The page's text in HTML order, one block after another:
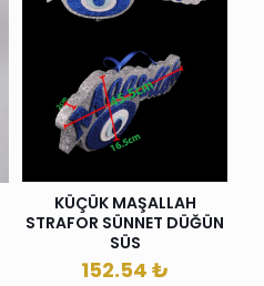
KÜÇÜK MAŞALLAH
STRAFOR SÜNNET DÜĞÜN
SÜS
152.54 ₺